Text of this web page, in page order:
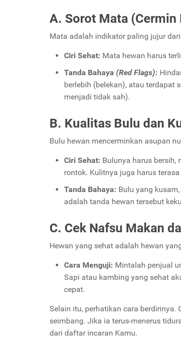
A. Sorot Mata (Cermin
Mata adalah indikator paling jujur
Ciri Sehat: Mata hewan harus
Tanda Bahaya (Red Flags):
berlebih (belekan), atau terdapat
menjadi tidak sah).
B. Kualitas Bulu dan
Bulu hewan mencerminkan asupan
Ciri Sehat: Bulunya harus bersih,
rontok. Kulitnya juga harus
Tanda Bahaya: Bulu yang
adalah tanda hewan tersebut
C. Cek Nafsu Makan
Hewan yang sehat adalah hewan
Cara Menguji: Mintalah penjual
Sapi atau kambing yang sehat
cepat.
Selain itu, perhatikan cara
seimbang. Jika ia terus-menerus
dari daftar incaran Kamu.